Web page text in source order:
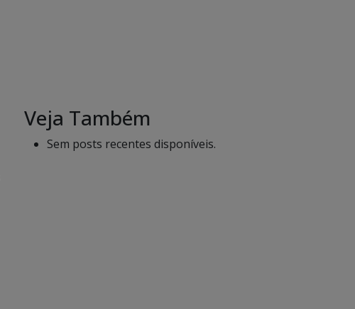
Veja Também
Sem posts recentes disponíveis.